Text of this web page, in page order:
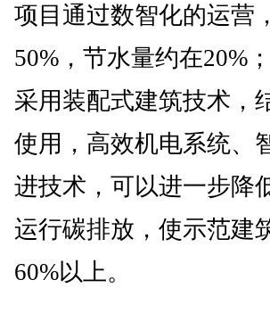
项目通过数智化的运营
50%，节水量约在20%
采用装配式建筑技术，
使用，高效机电系统、
进技术，可以进一步降
运行碳排放，使示范建
60%以上。